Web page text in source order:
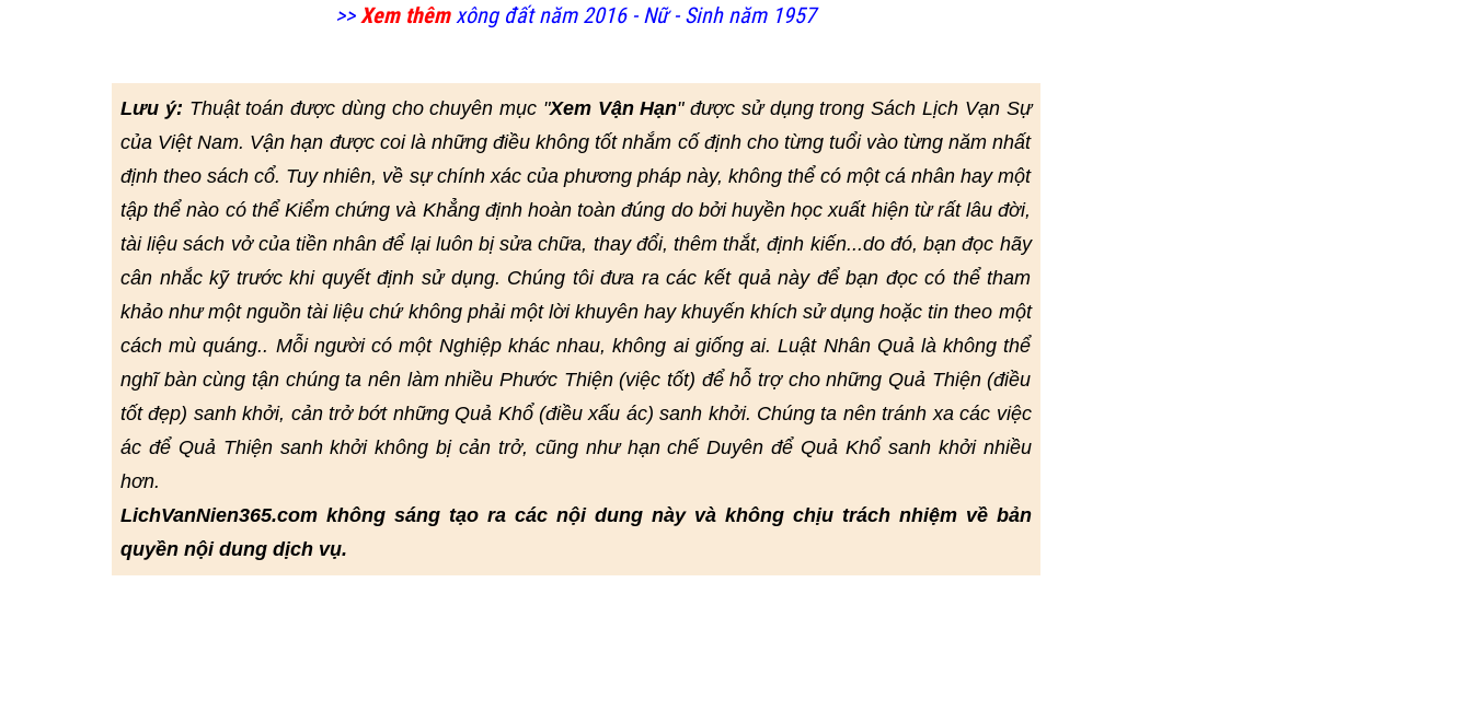
>>Xem thêmxông đất năm 2016 - Nữ - Sinh năm 1957
Lưu ý: Thuật toán được dùng cho chuyên mục "Xem Vận Hạn" được sử dụng trong Sách Lịch Vạn Sự
của Việt Nam. Vận hạn được coi là những điều không tốt nhắm cố định cho từng tuổi vào từng năm nhất
định theo sách cổ. Tuy nhiên, về sự chính xác của phương pháp này, không thể có một cá nhân hay một
tập thể nào có thể Kiểm chứng và Khẳng định hoàn toàn đúng do bởi huyền học xuất hiện từ rất lâu đời,
tài liệu sách vở của tiền nhân để lại luôn bị sửa chữa, thay đổi, thêm thắt, định kiến...do đó, bạn đọc hãy
cân nhắc kỹ trước khi quyết định sử dụng. Chúng tôi đưa ra các kết quả này để bạn đọc có thể tham
khảo như một nguồn tài liệu chứ không phải một lời khuyên hay khuyến khích sử dụng hoặc tin theo một
cách mù quáng.. Mỗi người có một Nghiệp khác nhau, không ai giống ai. Luật Nhân Quả là không thể
nghĩ bàn cùng tận chúng ta nên làm nhiều Phước Thiện (việc tốt) để hỗ trợ cho những Quả Thiện (điều
tốt đẹp) sanh khởi, cản trở bớt những Quả Khổ (điều xấu ác) sanh khởi. Chúng ta nên tránh xa các việc
ác để Quả Thiện sanh khởi không bị cản trở, cũng như hạn chế Duyên để Quả Khổ sanh khởi nhiều
hơn.
LichVanNien365.com không sáng tạo ra các nội dung này và không chịu trách nhiệm về bản
quyền nội dung dịch vụ.